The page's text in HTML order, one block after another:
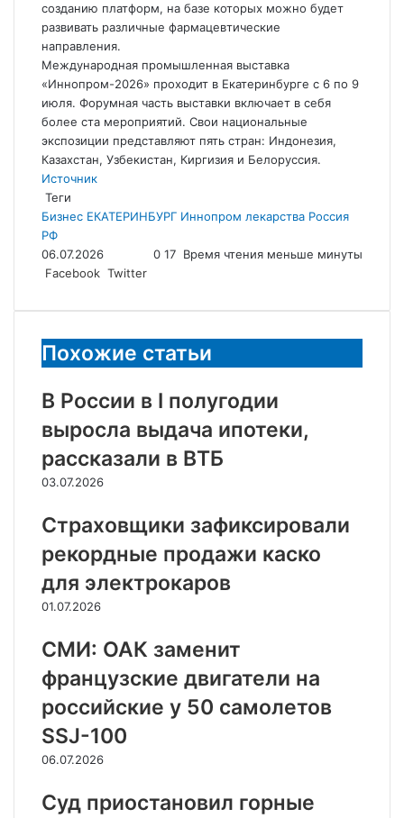
созданию платформ, на базе которых можно будет
развивать различные фармацевтические
направления.
Международная промышленная выставка
«Иннопром-2026» проходит в Екатеринбурге с 6 по 9
июля. Форумная часть выставки включает в себя
более ста мероприятий. Свои национальные
экспозиции представляют пять стран: Индонезия,
Казахстан, Узбекистан, Киргизия и Белоруссия.
Источник
Теги
Бизнес ЕКАТЕРИНБУРГ Иннопром лекарства Россия
РФ
06.07.2026
0 17 Время чтения меньше минуты
Facebook Twitter
электронную
Похожие статьи
В России в I полугодии
выросла выдача ипотеки,
рассказали в ВТБ
03.07.2026
Страховщики зафиксировали
рекордные продажи каско
для электрокаров
01.07.2026
СМИ: ОАК заменит
французские двигатели на
российские у 50 самолетов
SSJ-100
06.07.2026
Суд приостановил горные